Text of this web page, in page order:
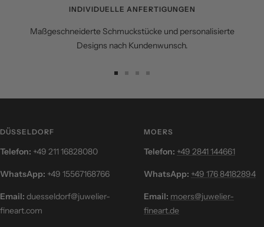
INDIVIDUELLE ANFERTIGUNGEN
Maßgeschneiderte Schmuckstücke und personalisierte
Designs nach Kundenwunsch.
DÜSSELDORF
Telefon: +49 211 16828080
WhatsApp: +49 15567168766
Email: duesseldorf@juwelier-
fineart.com
MOERS
Telefon: +49 2841 144661
WhatsApp: +49 176 84182894
Email: moers@juwelier-
fineart.de